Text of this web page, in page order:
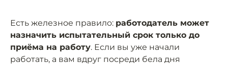
Есть железное правило: работодатель может
назначить испытательный срок только до
приёма на работу. Если вы уже начали
работать, а вам вдруг посреди бела дня